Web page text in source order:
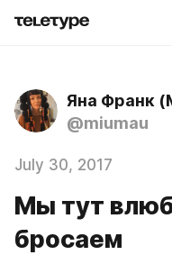
Яна Франк
@miumau
July 30, 2017
Мы тут
бросаем